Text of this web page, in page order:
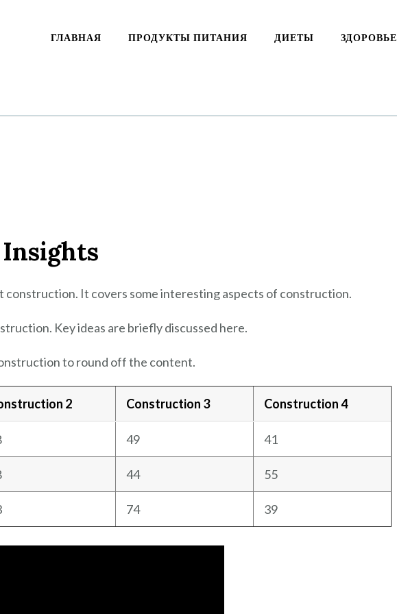
ГЛАВНАЯ ПРОДУКТЫ ПИТАНИЯ ДИЕТЫ ЗДОРОВЬЕ
construction. It covers some interesting aspects of construction.
Key ideas are briefly discussed here.
to round off the content.
2 Construction 3 Construction 4
49 41
44 55
74 39